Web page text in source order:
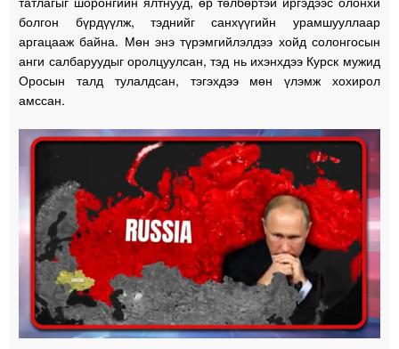
болгон бүрдүүлж, тэднийг санхүүгийн урамшууллаар
аргацааж байна. Мөн энэ түрэмгийлэлдээ хойд солонгосын
анги салбаруудыг оролцуулсан, тэд нь ихэнхдээ Курск мужид
Оросын талд тулалдсан, тэгэхдээ мөн үлэмж хохирол
амссан.